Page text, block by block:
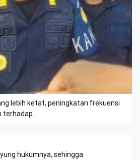
lebih ketat, peningkatan frekuensi
terhadap.
hukumnya, sehingga